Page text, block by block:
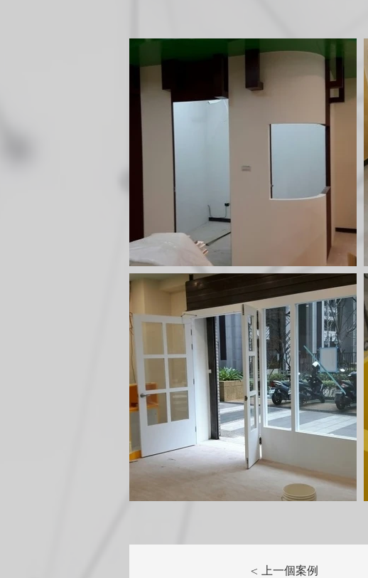
< 上一個案例